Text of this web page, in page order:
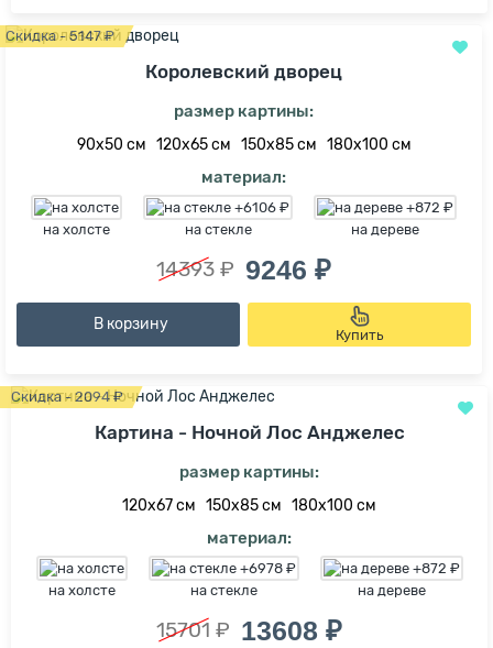
Скидка - 5147 ₽
Королевский дворец
размер картины:
90х50 см 120х65 см 150х85 см 180х100 см
материал:
на холсте на стекле на дереве
14393 ₽ 9246 ₽
В корзину
Купить
Скидка - 2094 ₽
Картина - Ночной Лос Анджелес
размер картины:
120х67 см 150х85 см 180х100 см
материал:
на холсте на стекле на дереве
15701 ₽ 13608 ₽